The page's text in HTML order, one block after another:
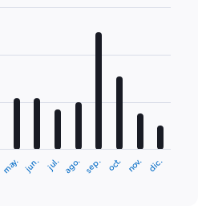
may. jun. jul. ago. sep. oct. nov. dic.